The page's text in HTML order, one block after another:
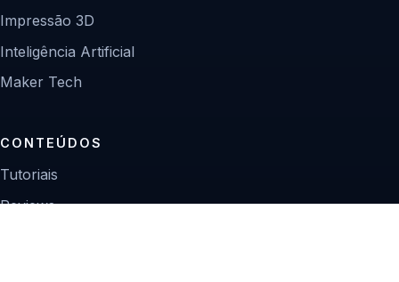
Impressão 3D
Inteligência Artificial
Maker Tech
CONTEÚDOS
Tutoriais
Reviews